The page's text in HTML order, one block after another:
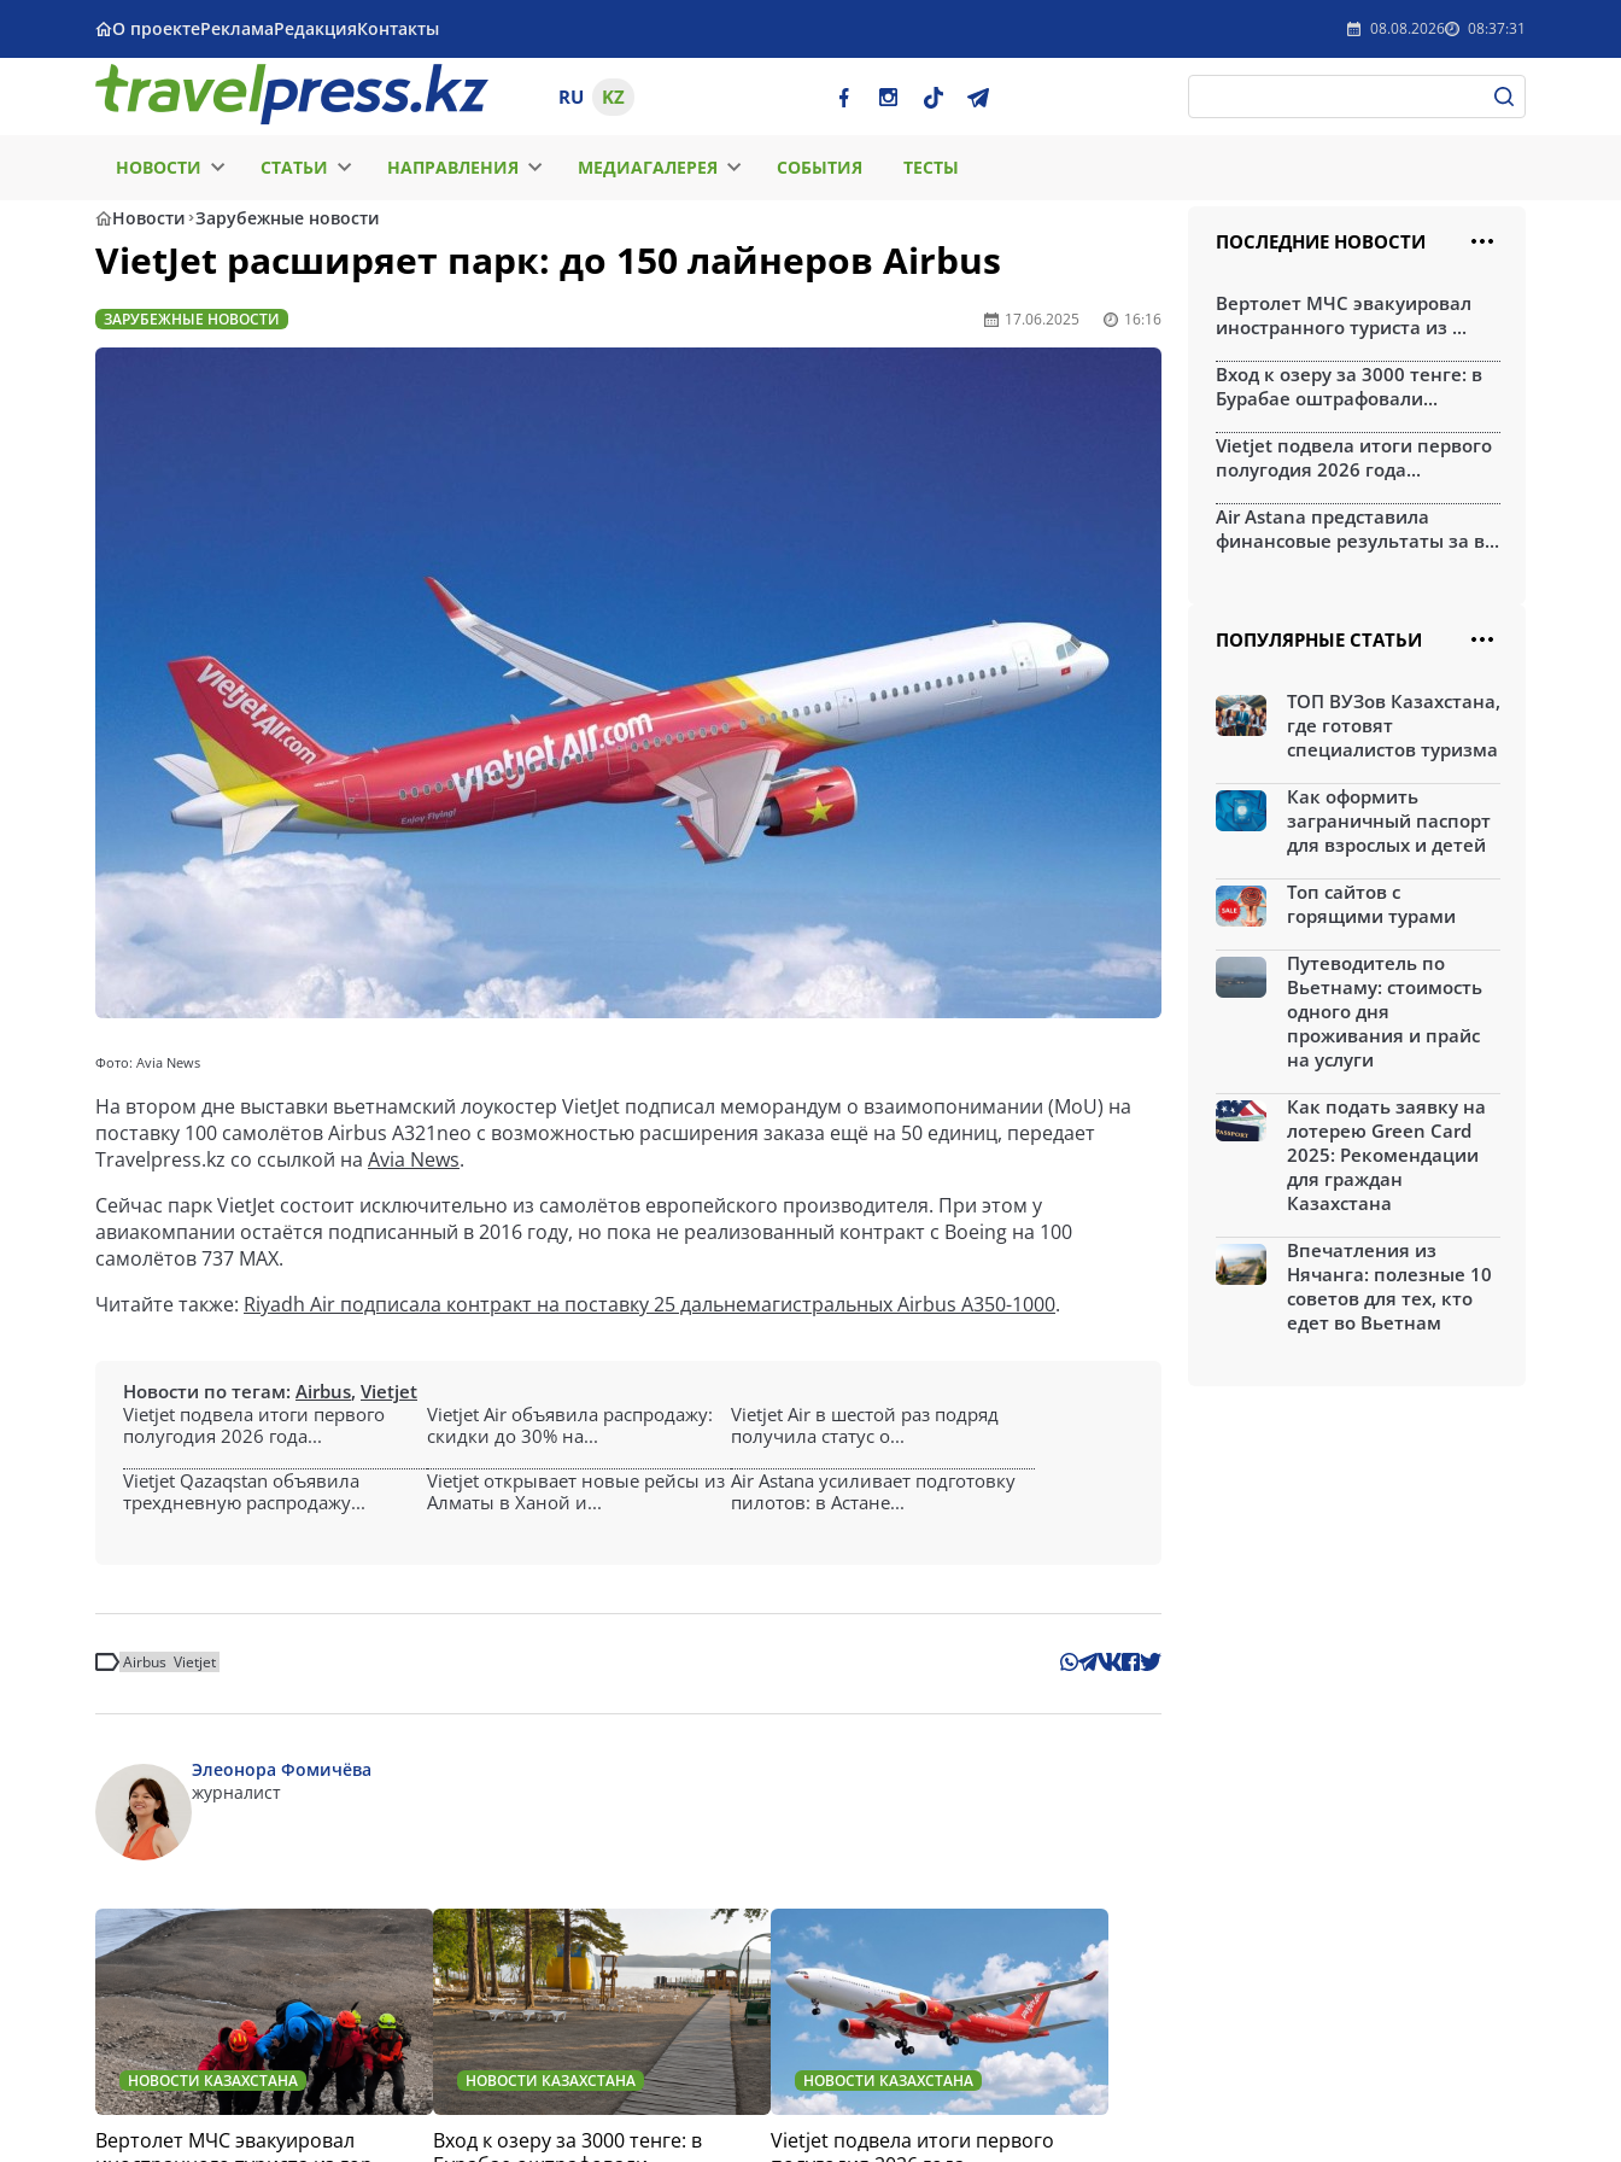
О проектеРекламаРедакцияКонтакты 08.08.2026 08:37:31
RU KZ
НОВОСТИ СТАТЬИ НАПРАВЛЕНИЯ МЕДИАГАЛЕРЕЯ СОБЫТИЯ ТЕСТЫ
Новости Зарубежные новости
VietJet расширяет парк: до 150 лайнеров Airbus
ЗАРУБЕЖНЫЕ НОВОСТИ 17.06.2025 16:16
Фото: Avia News
На втором дне выставки вьетнамский лоукостер VietJet подписал меморандум о взаимопонимании (MoU) на
поставку 100 самолётов Airbus A321neo с возможностью расширения заказа ещё на 50 единиц, передает
Travelpress.kz со ссылкой на Avia News.
Сейчас парк VietJet состоит исключительно из самолётов европейского производителя. При этом у
авиакомпании остаётся подписанный в 2016 году, но пока не реализованный контракт с Boeing на 100
самолётов 737 MAX.
Читайте также: Riyadh Air подписала контракт на поставку 25 дальнемагистральных Airbus A350-1000.
Новости по тегам: Airbus, Vietjet
Vietjet подвела итоги первого
полугодия 2026 года...
Vietjet Air объявила распродажу:
скидки до 30% на...
Vietjet Air в шестой раз подряд
получила статус о...
Vietjet Qazaqstan объявила
трехдневную распродажу...
Vietjet открывает новые рейсы из
Алматы в Ханой и...
Air Astana усиливает подготовку
пилотов: в Астане...
Airbus Vietjet
Элеонора Фомичёва
журналист
НОВОСТИ КАЗАХСТАНА
Вертолет МЧС эвакуировал
НОВОСТИ КАЗАХСТАНА
Вход к озеру за 3000 тенге: в
НОВОСТИ КАЗАХСТАНА
Vietjet подвела итоги первого
ПОСЛЕДНИЕ НОВОСТИ
Вертолет МЧС эвакуировал
иностранного туриста из ...
Вход к озеру за 3000 тенге: в
Бурабае оштрафовали...
Vietjet подвела итоги первого
полугодия 2026 года...
Air Astana представила
финансовые результаты за в...
ПОПУЛЯРНЫЕ СТАТЬИ
ТОП ВУЗов Казахстана,
где готовят
специалистов туризма
Как оформить
заграничный паспорт
для взрослых и детей
Топ сайтов с
горящими турами
Путеводитель по
Вьетнаму: стоимость
одного дня
проживания и прайс
на услуги
Как подать заявку на
лотерею Green Card
2025: Рекомендации
для граждан
Казахстана
Впечатления из
Нячанга: полезные 10
советов для тех, кто
едет во Вьетнам